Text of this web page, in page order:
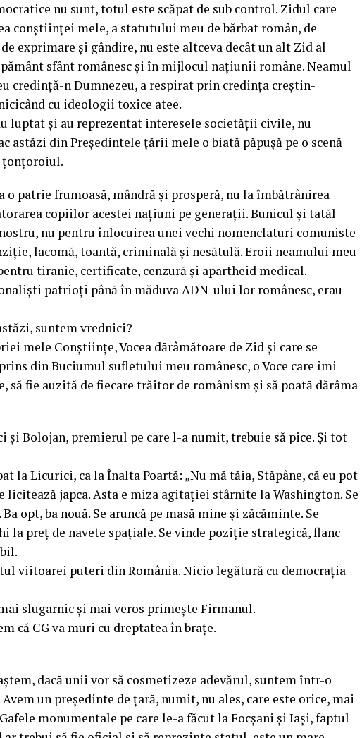
nu sunt, totul este scăpat de sub control. Zidul care
conștiinței mele, a statutului meu de bărbat român, de
exprimare și gândire, nu este altceva decât un alt Zid al
sfânt românesc și în mijlocul națiunii române. Neamul
credință-n Dumnezeu, a respirat prin credința creștin-
cu ideologii toxice atee.
luptat și au reprezentat interesele societății civile, nu
din Președintele țării mele o biată păpușă pe o scenă
țonțoroiul.
patrie frumoasă, mândră și prosperă, nu la îmbătrânirea
copiilor acestei națiuni pe generații. Bunicul și tatăl
nu pentru înlocuirea unei vechi nomenclaturi comuniste
lacomă, toantă, criminală și nesătulă. Eroii neamului meu
tiranie, certificate, cenzură și apartheid medical.
patrioți până în măduva ADN-ului lor românesc, erau
suntem vrednici?
mele Conștiințe, Vocea dărâmătoare de Zid și care se
din Buciumul sufletului meu românesc, o Voce care îmi
să fie auzită de fiecare trăitor de românism și să poată dărâma
și Bolojan, premierul pe care l-a numit, trebuie să pice. Și tot
la Licurici, ca la Înalta Poartă: „Nu mă tăia, Stăpâne, că eu pot
licitează japca. Asta e miza agitației stârnite la Washington. Se
opt, ba nouă. Se aruncă pe masă mine și zăcăminte. Se
la preț de navete spațiale. Se vinde poziție strategică, flanc
viitoarei puteri din România. Nicio legătură cu democrația
slugarnic și mai veros primește Firmanul.
că CG va muri cu dreptatea în brațe.
dacă unii vor să cosmetizeze adevărul, suntem într-o
un președinte de țară, numit, nu ales, care este orice, mai
monumentale pe care le-a făcut la Focșani și Iași, faptul